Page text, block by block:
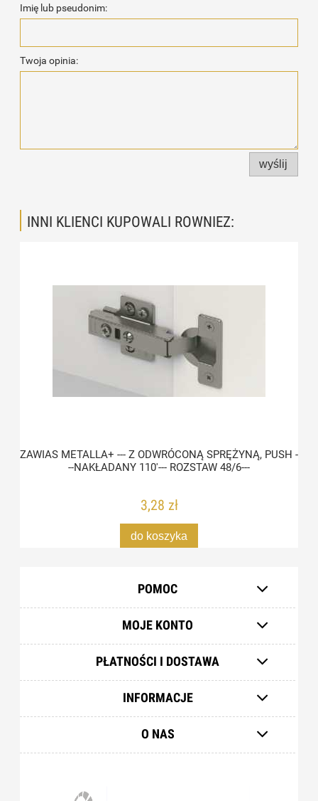
Imię lub pseudonim:
Twoja opinia:
wyślij
INNI KLIENCI KUPOWALI ROWNIEZ:
ZAWIAS METALLA+ --- Z ODWRÓCONĄ SPRĘŻYNĄ, PUSH -
--NAKŁADANY 110'--- ROZSTAW 48/6---
3,28 zł
do koszyka
POMOC
MOJE KONTO
PŁATNOŚCI I DOSTAWA
INFORMACJE
O NAS